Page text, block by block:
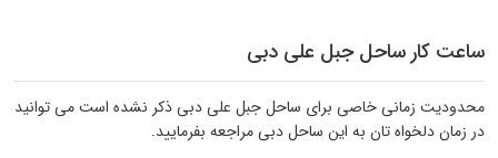
ساعت کار ساحل جبل علی دبی
محدودیت زمانی خاصی برای ساحل جبل علی دبی ذکر نشده است می توانید
در زمان دلخواه تان به این ساحل دبی مراجعه بفرمایید.